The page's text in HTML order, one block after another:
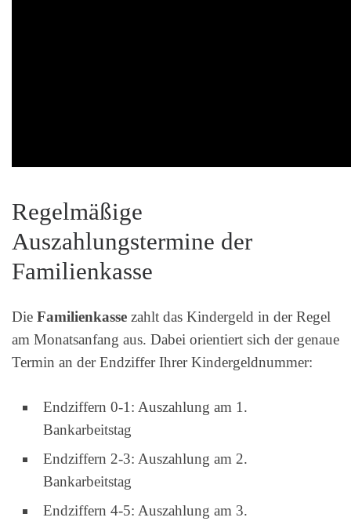
Regelmäßige
Auszahlungstermine der
Familienkasse
Die Familienkasse zahlt das Kindergeld in der Regel
am Monatsanfang aus. Dabei orientiert sich der genaue
Termin an der Endziffer Ihrer Kindergeldnummer:
Endziffern 0-1: Auszahlung am 1.
Bankarbeitstag
Endziffern 2-3: Auszahlung am 2.
Bankarbeitstag
Endziffern 4-5: Auszahlung am 3.